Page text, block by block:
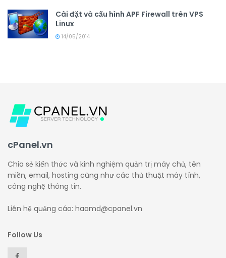
Cài đặt và cấu hình APF Firewall trên VPS
Linux
14/05/2014
cPanel.vn
Chia sẻ kiến thức và kinh nghiệm quản trị máy chủ, tên
miền, email, hosting cũng như các thủ thuật máy tính,
công nghệ thông tin.
Liên hệ quảng cáo: haomd@cpanel.vn
Follow Us